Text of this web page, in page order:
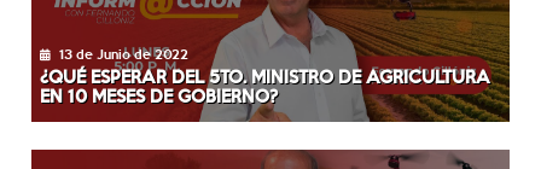
13 de Junio de 2022
¿QUÉ ESPERAR DEL 5TO. MINISTRO DE AGRICULTURA
EN 10 MESES DE GOBIERNO?